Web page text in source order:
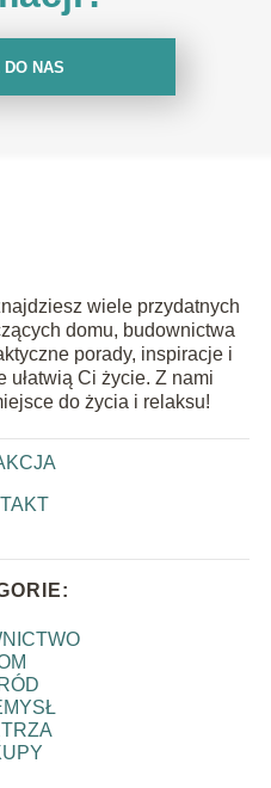
NAS
wiele przydatnych
domu, budownictwa
porady, inspiracje i
ułatwią Ci życie. Z nami
do życia i relaksu!